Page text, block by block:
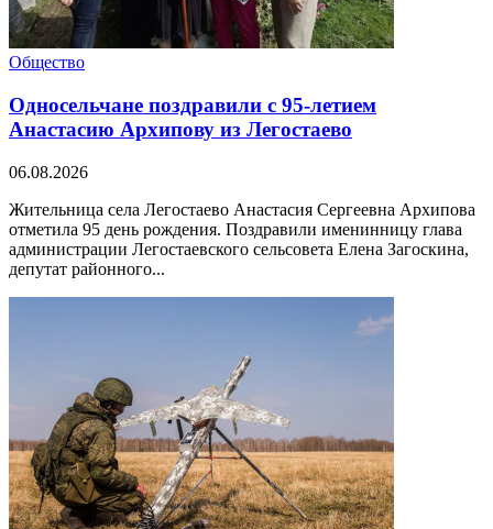
Общество
Односельчане поздравили с 95-летием
Анастасию Архипову из Легостаево
06.08.2026
Жительница села Легостаево Анастасия Сергеевна Архипова
отметила 95 день рождения. Поздравили именинницу глава
администрации Легостаевского сельсовета Елена Загоскина,
депутат районного...